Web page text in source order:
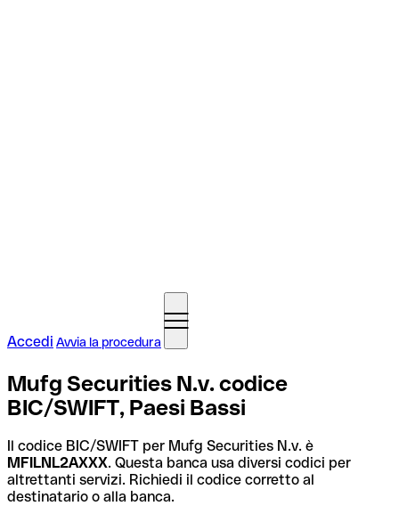
Accedi Avvia la procedura
Mufg Securities N.v. codice
BIC/SWIFT, Paesi Bassi
Il codice BIC/SWIFT per Mufg Securities N.v. è
MFILNL2AXXX. Questa banca usa diversi codici per
altrettanti servizi. Richiedi il codice corretto al
destinatario o alla banca.